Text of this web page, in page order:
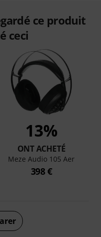
ce produit
ceci
13%
ONT ACHETÉ
Meze Audio 105 Aer
398 €